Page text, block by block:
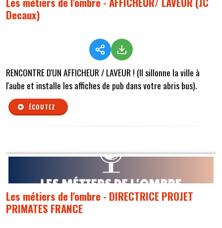
Decaux)
RENCONTRE D'UN AFFICHEUR / LAVEUR ! (Il sillonne la ville à
l'aube et installe les affiches de pub dans votre abris bus).
ÉCOUTEZ
Les métiers de l'ombre - DIRECTRICE PROJET
PRIMATES FRANCE